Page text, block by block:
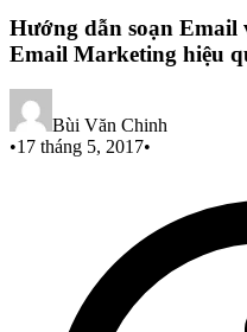
Hướng dẫn soạn Email
Email Marketing hiệu
Bùi Văn Chinh
•17 tháng 5, 2017•